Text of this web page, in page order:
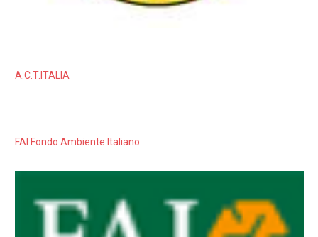
A.C.T.ITALIA
FAI Fondo Ambiente Italiano